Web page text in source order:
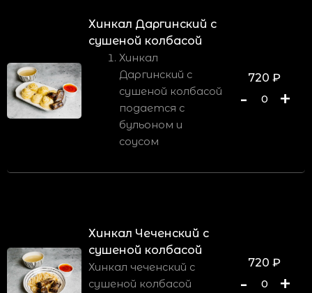
Хинкал Даргинский с
сушеной колбасой
Хинкал
Даргинский с
сушеной колбасой
подается с
бульоном и
соусом
720 ₽
- 0 +
Хинкал Чеченский с
сушеной колбасой
Хинкал чеченский с
сушеной колбасой
720 ₽
- 0 +